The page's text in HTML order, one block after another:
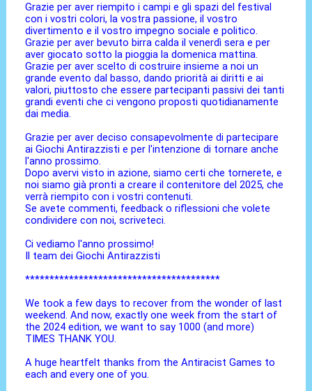
Grazie per aver riempito i campi e gli spazi del festival
con i vostri colori, la vostra passione, il vostro
divertimento e il vostro impegno sociale e politico.
Grazie per aver bevuto birra calda il venerdì sera e per
aver giocato sotto la pioggia la domenica mattina.
Grazie per aver scelto di costruire insieme a noi un
grande evento dal basso, dando priorità ai diritti e ai
valori, piuttosto che essere partecipanti passivi dei tanti
grandi eventi che ci vengono proposti quotidianamente
dai media.
Grazie per aver deciso consapevolmente di partecipare
ai Giochi Antirazzisti e per l'intenzione di tornare anche
l'anno prossimo.
Dopo avervi visto in azione, siamo certi che tornerete, e
noi siamo già pronti a creare il contenitore del 2025, che
verrà riempito con i vostri contenuti.
Se avete commenti, feedback o riflessioni che volete
condividere con noi, scriveteci.
Ci vediamo l'anno prossimo!
Il team dei Giochi Antirazzisti
****************************************
We took a few days to recover from the wonder of last
weekend. And now, exactly one week from the start of
the 2024 edition, we want to say 1000 (and more)
TIMES THANK YOU.
A huge heartfelt thanks from the Antiracist Games to
each and every one of you.